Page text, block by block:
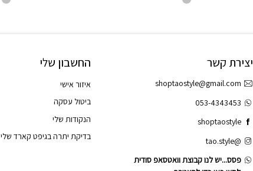
החשבון שלי
איזור אישי
ביטול עסקה
הנקודות שלי
בדיקת יתרה בגיפט קארד שלי
יצירת קשר
shoptaostyle@gmail.com
053-4343453
shoptaostyle
@tao.style
פסס...יש לנו קבוצת וואטסאפ סודית